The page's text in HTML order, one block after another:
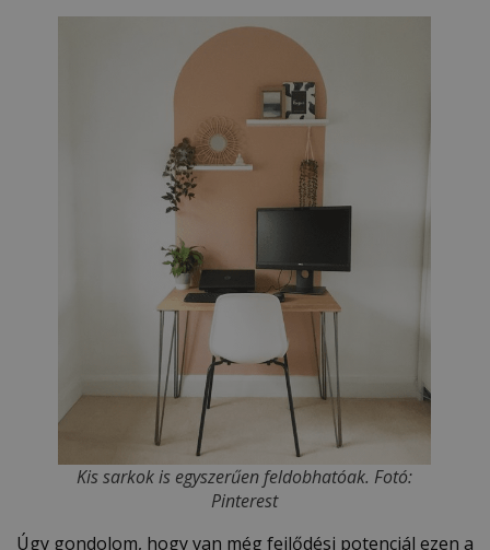
Kis sarkok is egyszerűen feldobhatóak. Fotó:
Pinterest
Úgy gondolom, hogy van még fejlődési potenciál ezen a